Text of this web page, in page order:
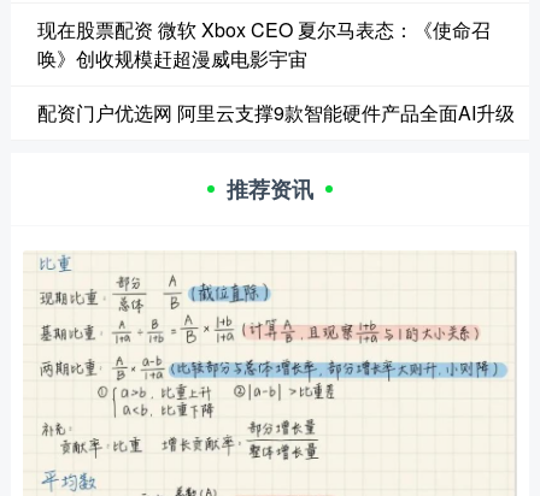
现在股票配资 微软 Xbox CEO 夏尔马表态：《使命召
唤》创收规模赶超漫威电影宇宙
配资门户优选网 阿里云支撑9款智能硬件产品全面AI升级
推荐资讯